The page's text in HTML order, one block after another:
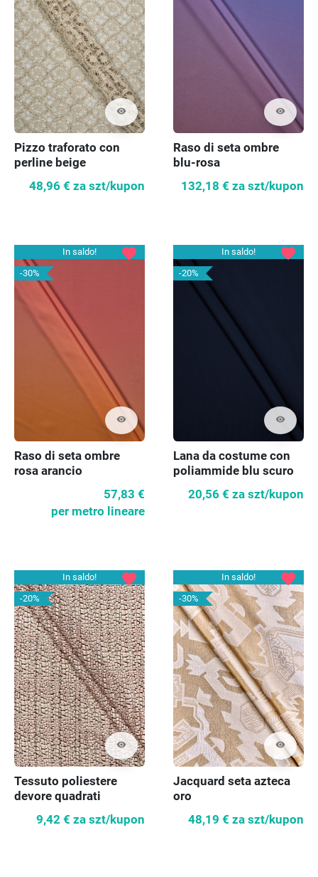
visibility
Pizzo traforato con
perline beige
48,96 € za szt/kupon
visibility
Raso di seta ombre
blu-rosa
132,18 € za szt/kupon
In saldo!
-30%
visibility
favorite
Raso di seta ombre
rosa arancio
57,83 €
per metro lineare
In saldo!
-20%
visibility
favorite
Lana da costume con
poliammide blu scuro
20,56 € za szt/kupon
In saldo!
-20%
visibility
favorite
Tessuto poliestere
devore quadrati
9,42 € za szt/kupon
In saldo!
-30%
visibility
favorite
Jacquard seta azteca
oro
48,19 € za szt/kupon